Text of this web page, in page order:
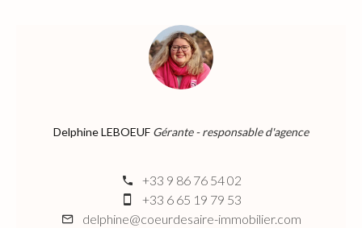
Delphine LEBOEUF Gérante - responsable d'agence
+33 9 86 76 54 02
+33 6 65 19 79 53
delphine@coeurdesaire-immobilier.com